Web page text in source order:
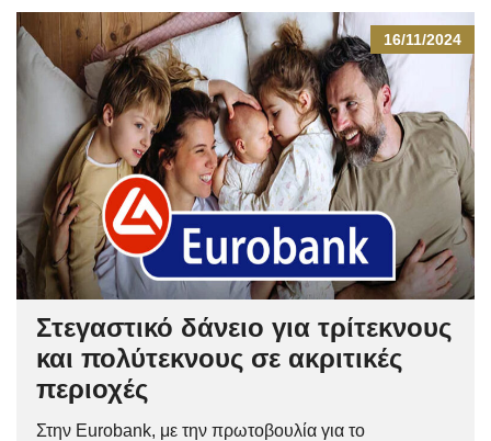
16/11/2024
Στεγαστικό δάνειο για τρίτεκνους
και πολύτεκνους σε ακριτικές
περιοχές
Στην Eurobank, με την πρωτοβουλία για το